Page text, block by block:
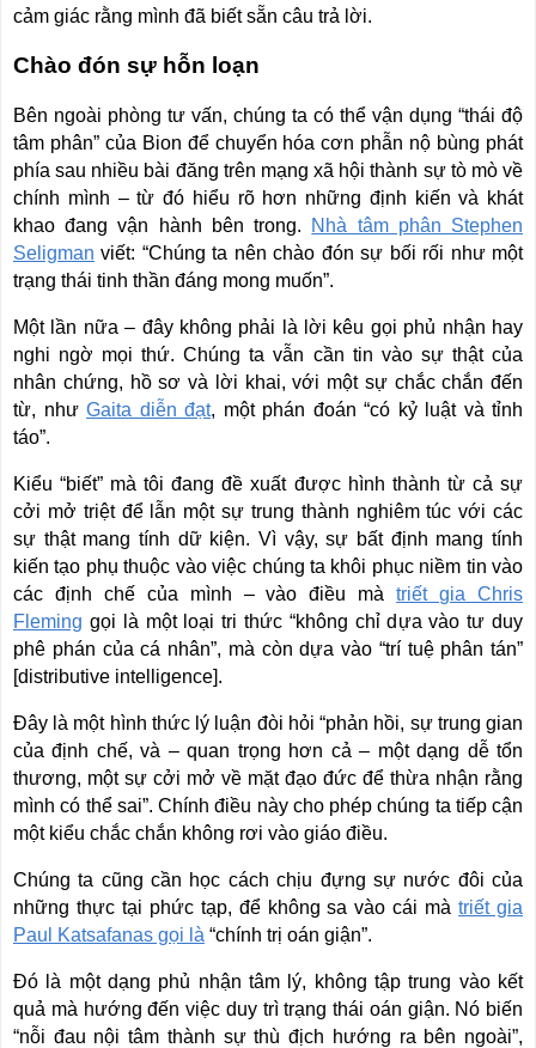
cảm giác rằng mình đã biết sẵn câu trả lời.
Chào đón sự hỗn loạn
Bên ngoài phòng tư vấn, chúng ta có thể vận dụng “thái độ
tâm phân” của Bion để chuyển hóa cơn phẫn nộ bùng phát
phía sau nhiều bài đăng trên mạng xã hội thành sự tò mò về
chính mình – từ đó hiểu rõ hơn những định kiến và khát
khao đang vận hành bên trong. Nhà tâm phân Stephen
Seligman viết: “Chúng ta nên chào đón sự bối rối như một
trạng thái tinh thần đáng mong muốn”.
Một lần nữa – đây không phải là lời kêu gọi phủ nhận hay
nghi ngờ mọi thứ. Chúng ta vẫn cần tin vào sự thật của
nhân chứng, hồ sơ và lời khai, với một sự chắc chắn đến
từ, như Gaita diễn đạt, một phán đoán “có kỷ luật và tỉnh
táo”.
Kiểu “biết” mà tôi đang đề xuất được hình thành từ cả sự
cởi mở triệt để lẫn một sự trung thành nghiêm túc với các
sự thật mang tính dữ kiện. Vì vậy, sự bất định mang tính
kiến tạo phụ thuộc vào việc chúng ta khôi phục niềm tin vào
các định chế của mình – vào điều màtriết gia Chris
Fleming gọi là một loại tri thức “không chỉ dựa vào tư duy
phê phán của cá nhân”, mà còn dựa vào “trí tuệ phân tán”
[distributive intelligence].
Đây là một hình thức lý luận đòi hỏi “phản hồi, sự trung gian
của định chế, và – quan trọng hơn cả – một dạng dễ tổn
thương, một sự cởi mở về mặt đạo đức để thừa nhận rằng
mình có thể sai”. Chính điều này cho phép chúng ta tiếp cận
một kiểu chắc chắn không rơi vào giáo điều.
Chúng ta cũng cần học cách chịu đựng sự nước đôi của
những thực tại phức tạp, để không sa vào cái màtriết gia
Paul Katsafanas gọi là “chính trị oán giận”.
Đó là một dạng phủ nhận tâm lý, không tập trung vào kết
quả mà hướng đến việc duy trì trạng thái oán giận. Nó biến
“nỗi đau nội tâm thành sự thù địch hướng ra bên ngoài”,